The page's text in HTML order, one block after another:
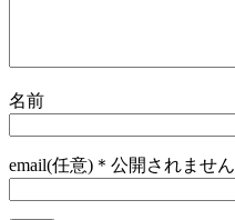
名前
email(任意)＊公開されません